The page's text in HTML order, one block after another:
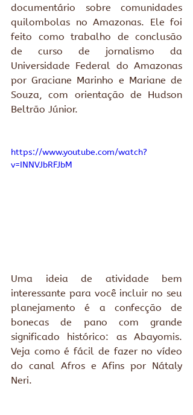
documentário sobre comunidades
quilombolas no Amazonas. Ele foi
feito como trabalho de conclusão
de curso de jornalismo da
Universidade Federal do Amazonas
por Graciane Marinho e Mariane de
Souza, com orientação de Hudson
Beltrão Júnior.
https://www.youtube.com/watch?
v=INNVJbRFJbM
Uma ideia de atividade bem
interessante para você incluir no seu
planejamento é a confecção de
bonecas de pano com grande
significado histórico: as Abayomis.
Veja como é fácil de fazer no vídeo
do canal Afros e Afins por Nátaly
Neri.